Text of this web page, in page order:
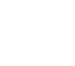
домашнього